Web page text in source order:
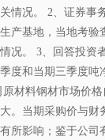
情况。 2、证券事
产基地，当地考验
况。 3、回答投资
和当期三季度吨
材料钢材市场价
。当期采购价与财
所影响；鉴于公司